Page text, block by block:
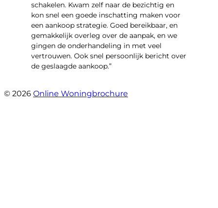
schakelen. Kwam zelf naar de bezichtig en
kon snel een goede inschatting maken voor
een aankoop strategie. Goed bereikbaar, en
gemakkelijk overleg over de aanpak, en we
gingen de onderhandeling in met veel
vertrouwen. Ook snel persoonlijk bericht over
de geslaagde aankoop.”
© 2026 Online Woningbrochure